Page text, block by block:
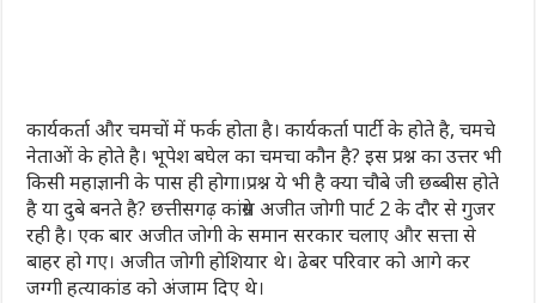
कार्यकर्ता और चमचों में फर्क होता है। कार्यकर्ता पार्टी के होते है, चमचे
नेताओं के होते है। भूपेश बघेल का चमचा कौन है? इस प्रश्न का उत्तर भी
किसी महाज्ञानी के पास ही होगा।प्रश्न ये भी है क्या चौबे जी छब्बीस होते
है या दुबे बनते है? छत्तीसगढ़ कांग्रेस अजीत जोगी पार्ट 2 के दौर से गुजर
रही है। एक बार अजीत जोगी के समान सरकार चलाए और सत्ता से
बाहर हो गए। अजीत जोगी होशियार थे। ढेबर परिवार को आगे कर
जग्गी हत्याकांड को अंजाम दिए थे।